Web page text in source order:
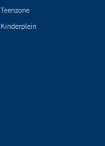
Teenzone
Kinderplein